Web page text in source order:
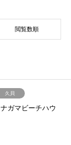
閲覧数順
久貝
ガマビーチハウ